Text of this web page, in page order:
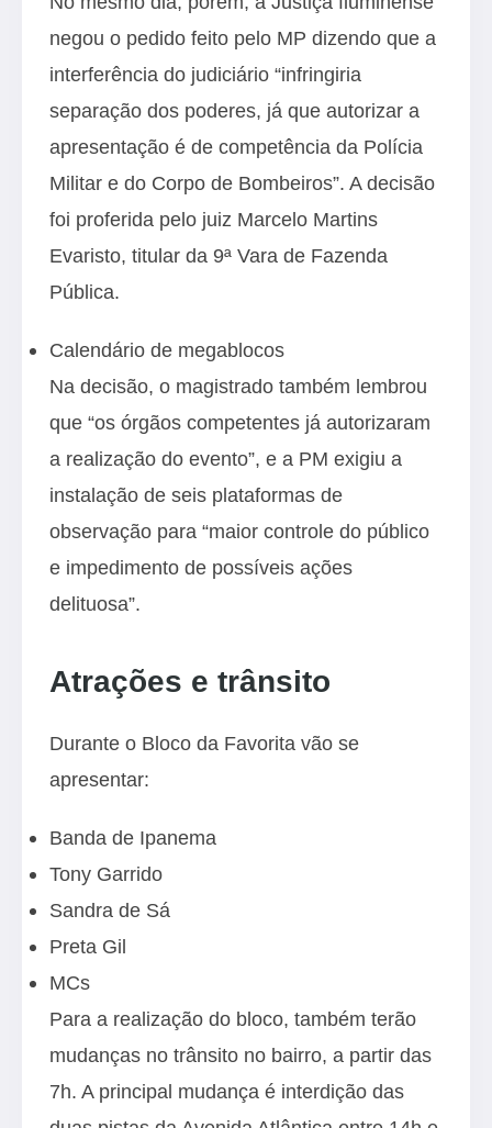
negou o pedido feito pelo MP dizendo que a
interferência do judiciário “infringiria
separação dos poderes, já que autorizar a
apresentação é de competência da Polícia
Militar e do Corpo de Bombeiros”. A decisão
foi proferida pelo juiz Marcelo Martins
Evaristo, titular da 9ª Vara de Fazenda
Pública.
Calendário de megablocos
Na decisão, o magistrado também lembrou
que “os órgãos competentes já autorizaram
a realização do evento”, e a PM exigiu a
instalação de seis plataformas de
observação para “maior controle do público
e impedimento de possíveis ações
delituosa”.
Atrações e trânsito
Durante o Bloco da Favorita vão se
apresentar:
Banda de Ipanema
Tony Garrido
Sandra de Sá
Preta Gil
MCs
Para a realização do bloco, também terão
mudanças no trânsito no bairro, a partir das
7h. A principal mudança é interdição das